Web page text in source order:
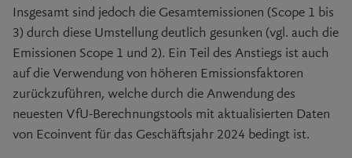
Insgesamt sind jedoch die Gesamtemissionen (Scope 1 bis
3) durch diese Umstellung deutlich gesunken (vgl. auch die
Emissionen Scope 1 und 2). Ein Teil des Anstiegs ist auch
auf die Verwendung von höheren Emissionsfaktoren
zurückzuführen, welche durch die Anwendung des
neuesten VfU-Berechnungstools mit aktualisierten Daten
von Ecoinvent für das Geschäftsjahr 2024 bedingt ist.